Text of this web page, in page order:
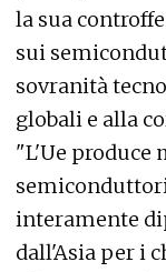
la sua
sui
sovranità
globali e alla
"L'Ue produce
interamente
dall'Asia per i